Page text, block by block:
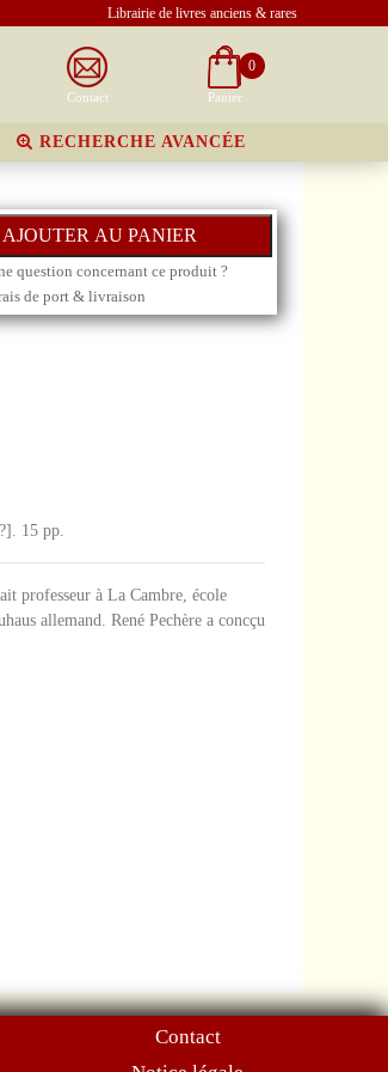
Librairie de livres anciens & rares
Contact
0
Panier
RECHERCHE AVANCÉE
question concernant ce produit ?
de port & livraison
15 pp.
professeur à La Cambre, école
allemand. René Pechère a concçu
Contact